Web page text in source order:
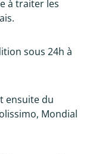
à traiter les
sous 24h à
ensuite du
Mondial